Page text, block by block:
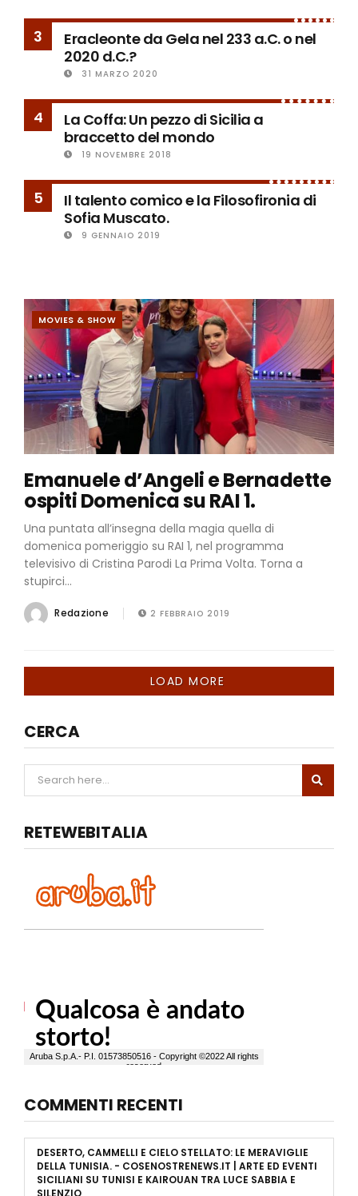
3
Eracleonte da Gela nel 233 a.C. o nel
2020 d.C.?
31 MARZO 2020
4
La Coffa: Un pezzo di Sicilia a
braccetto del mondo
19 NOVEMBRE 2018
5
Il talento comico e la Filosofironia di
Sofia Muscato.
9 GENNAIO 2019
MOVIES & SHOW
Emanuele d’Angeli e Bernadette
ospiti Domenica su RAI 1.
Una puntata all’insegna della magia quella di
domenica pomeriggio su RAI 1, nel programma
televisivo di Cristina Parodi La Prima Volta. Torna a
stupirci...
Redazione 2 FEBBRAIO 2019
LOAD MORE
CERCA
RETEWEBITALIA
COMMENTI RECENTI
DESERTO, CAMMELLI E CIELO STELLATO: LE MERAVIGLIE
DELLA TUNISIA. - COSENOSTRENEWS.IT | ARTE ED EVENTI
SICILIANI SU TUNISI E KAIROUAN TRA LUCE SABBIA E
SILENZIO